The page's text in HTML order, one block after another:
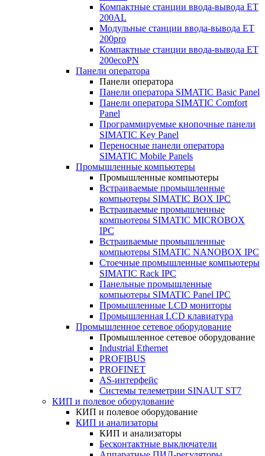
Компактные станции ввода-вывода ET
200AL
Модульные станции ввода-вывода ET
200pro
Компактные станции ввода-вывода ET
200ecoPN
Панели оператора
Панели оператора
Панели оператора SIMATIC Basic Panel
Панели оператора SIMATIC Comfort
Panel
Программируемые кнопочные панели
SIMATIC Key Panel
Переносные панели оператора
SIMATIC Mobile Panels
Промышленные компьютеры
Промышленные компьютеры
Встраиваемые промышленные
компьютеры SIMATIC BOX IPC
Встраиваемые промышленные
компьютеры SIMATIC MICROBOX
IPC
Встраиваемые промышленные
компьютеры SIMATIC NANOBOX IPC
Стоечные промышленные компьютеры
SIMATIC Rack IPC
Панельные промышленные
компьютеры SIMATIC Panel IPC
Промышленные LCD мониторы
Промышленная LCD клавиатура
Промышленное сетевое оборудование
Промышленное сетевое оборудование
Industrial Ethernet
PROFIBUS
PROFINET
AS-интерфейс
Системы телеметрии SINAUT ST7
КИП и полевое оборудование
КИП и полевое оборудование
КИП и анализаторы
КИП и анализаторы
Бесконтактные выключатели